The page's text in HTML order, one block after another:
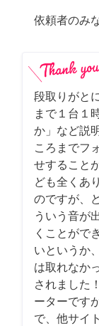
依頼者のみ
段取りがと
まで１台１
か」など説
ころまでフ
せすること
ども全くあ
のですが、
ういう音が
くことがで
いというか
は取れなか
されました
ーターです
で、他サイ